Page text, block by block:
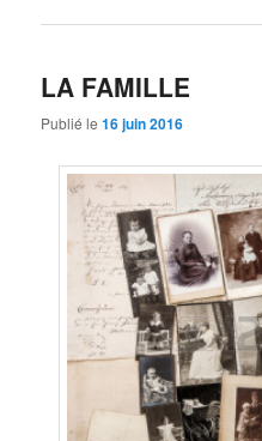
LA FAMILLE
Publié le16 juin 2016